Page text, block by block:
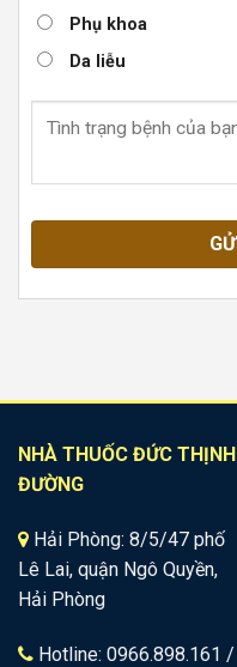
Phụ khoa
Da liễu
NHÀ THUỐC ĐỨC THỊNH
ĐƯỜNG
Hải Phòng: 8/5/47 phố
Lê Lai, quận Ngô Quyền,
Hải Phòng
Hotline: 0966.898.161 /